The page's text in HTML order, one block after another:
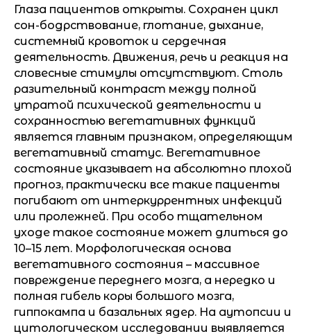
Глаза пациентов открыты. Сохранен цикл
сон-бодрствование, глотание, дыхание,
системный кровоток и сердечная
деятельность. Движения, речь и реакция на
словесные стимулы отсутствуют. Столь
разительный контраст между полной
утратой психической деятельности и
сохранностью вегетативных функций
является главным признаком, определяющим
вегетативный статус. Вегетативное
состояние указывает на абсолютно плохой
прогноз, практически все такие пациенты
погибают от интеркуррентных инфекций
или пролежней. При особо тщательном
уходе такое состояние может длиться до
10–15 лет. Морфологическая основа
вегетативного состояния – массивное
повреждение переднего мозга, а нередко и
полная гибель коры большого мозга,
гиппокампа и базальных ядер. На аутопсии и
цитологическом исследовании выявляется